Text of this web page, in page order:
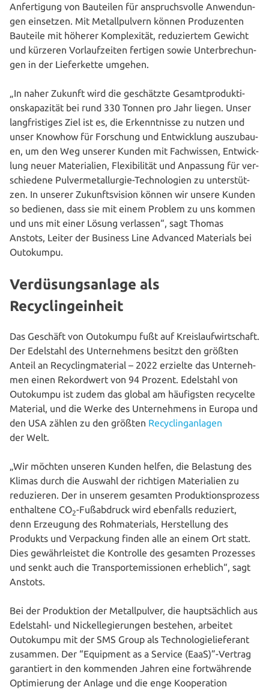
Anfer­ti­gung von Bauteilen für anspruchs­vol­le Anwen­dun­
gen einsetzen. Mit Metall­pul­vern können Pro­du­zen­ten
Bauteile mit höherer Kom­ple­xi­tät, redu­zier­tem Gewicht
und kürzeren Vor­lauf­zei­ten fertigen sowie Unter­bre­chun­
gen in der Lie­fer­ket­te umgehen.
„In naher Zukunft wird die geschätz­te Gesamt­pro­duk­ti­
ons­ka­pa­zi­tät bei rund 330 Tonnen pro Jahr liegen. Unser
lang­fris­ti­ges Ziel ist es, die Erkennt­nis­se zu nutzen und
unser Knowhow für Forschung und Ent­wick­lung aus­zu­bau­
en, um den Weg unserer Kunden mit Fach­wis­sen, Ent­wick­
lung neuer Mate­ria­li­en, Fle­xi­bi­li­tät und Anpassung für ver­
schie­de­ne Pul­ver­me­tall­ur­gie-Tech­no­lo­gien zu unter­stüt­
zen. In unserer Zukunfts­vi­si­on können wir unsere Kunden
so bedienen, dass sie mit einem Problem zu uns kommen
und uns mit einer Lösung verlassen“, sagt Thomas
Anstots, Leiter der Business Line Advanced Materials bei
Outokumpu.
Verdüsungsanlage als
Recyclingeinheit
Das Geschäft von Outokumpu fußt auf Kreis­lauf­wirt­schaft.
Der Edelstahl des Unter­neh­mens besitzt den größten
Anteil an Recy­cling­ma­te­ri­al – 2022 erzielte das Unter­neh­
men einen Rekord­wert von 94 Prozent. Edelstahl von
Outokumpu ist zudem das global am häu­figs­ten recycelte
Material, und die Werke des Unter­neh­mens in Europa und
den USA zählen zu den größten Recy­cling­an­la­gen
der Welt.
„Wir möchten unseren Kunden helfen, die Belastung des
Klimas durch die Auswahl der richtigen Mate­ria­li­en zu
redu­zie­ren. Der in unserem gesamten Pro­duk­ti­ons­pro­zess
ent­hal­te­ne CO2-Fuß­ab­druck wird ebenfalls reduziert,
denn Erzeugung des Roh­ma­te­ri­als, Her­stel­lung des
Produkts und Ver­pa­ckung finden alle an einem Ort statt.
Dies gewähr­leis­tet die Kontrolle des gesamten Prozesses
und senkt auch die Trans­portemis­sio­nen erheblich“, sagt
Anstots.
Bei der Pro­duk­ti­on der Metall­pul­ver, die haupt­säch­lich aus
Edelstahl- und Nickel­le­gie­run­gen bestehen, arbeitet
Outokumpu mit der SMS Group als Tech­no­lo­gie­lie­fe­rant
zusammen. Der “Equipment as a Service (EaaS)”-Vertrag
garan­tiert in den kommenden Jahren eine fort­wäh­ren­de
Opti­mie­rung der Anlage und die enge Koope­ra­ti­on